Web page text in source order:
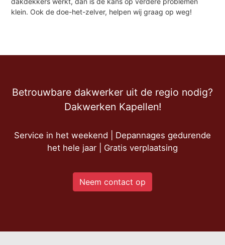
klein. Ook de doe-het-zelver, helpen wij graag op weg!
Betrouwbare dakwerker uit de regio nodig?
Dakwerken Kapellen!
Service in het weekend | Depannages gedurende
het hele jaar | Gratis verplaatsing
Neem contact op